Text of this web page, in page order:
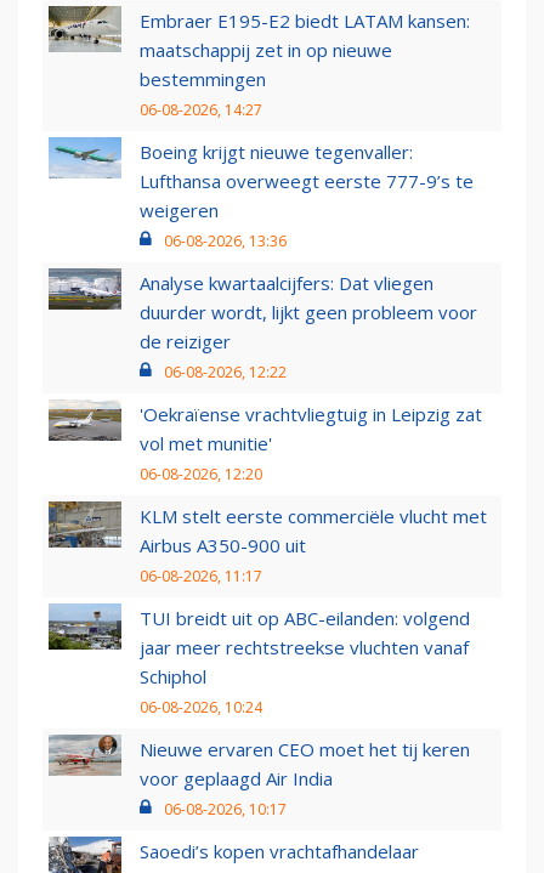
Embraer E195-E2 biedt LATAM kansen:
maatschappij zet in op nieuwe
bestemmingen
06-08-2026, 14:27
Boeing krijgt nieuwe tegenvaller:
Lufthansa overweegt eerste 777-9’s te
weigeren
06-08-2026, 13:36
Analyse kwartaalcijfers: Dat vliegen
duurder wordt, lijkt geen probleem voor
de reiziger
06-08-2026, 12:22
'Oekraïense vrachtvliegtuig in Leipzig zat
vol met munitie'
06-08-2026, 12:20
KLM stelt eerste commerciële vlucht met
Airbus A350-900 uit
06-08-2026, 11:17
TUI breidt uit op ABC-eilanden: volgend
jaar meer rechtstreekse vluchten vanaf
Schiphol
06-08-2026, 10:24
Nieuwe ervaren CEO moet het tij keren
voor geplaagd Air India
06-08-2026, 10:17
Saoedi’s kopen vrachtafhandelaar